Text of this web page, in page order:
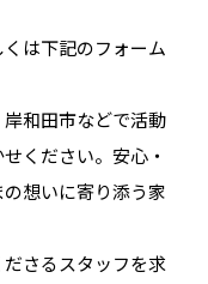
は下記のフォーム
和田市などで活動
ください。安心・
想いに寄り添う家
さるスタッフを求